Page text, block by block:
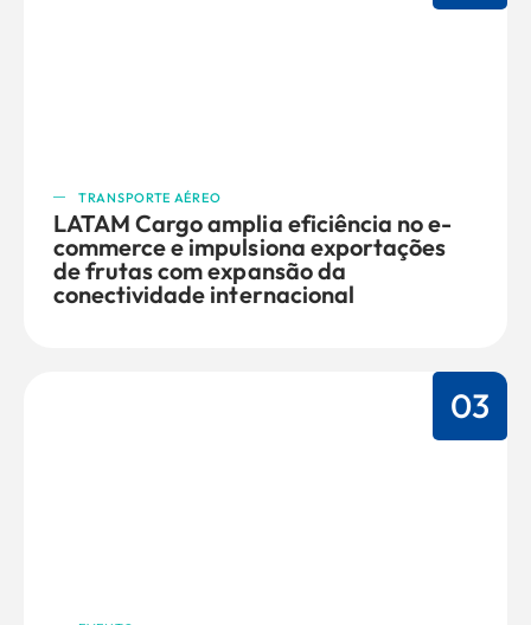
TRANSPORTE AÉREO
LATAM Cargo amplia eficiência no e-
commerce e impulsiona exportações
de frutas com expansão da
conectividade internacional
03